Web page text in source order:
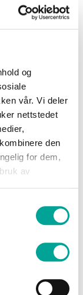
og
vår. Vi deler
nettstedet
den
for dem,
av
Bukse Herre